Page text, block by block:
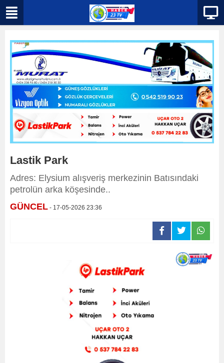
Lastik Park
Adres: Elysium alışveriş merkezinin Batısındaki
petrolün arka köşesinde..
GÜNCEL - 17-05-2026 23:36